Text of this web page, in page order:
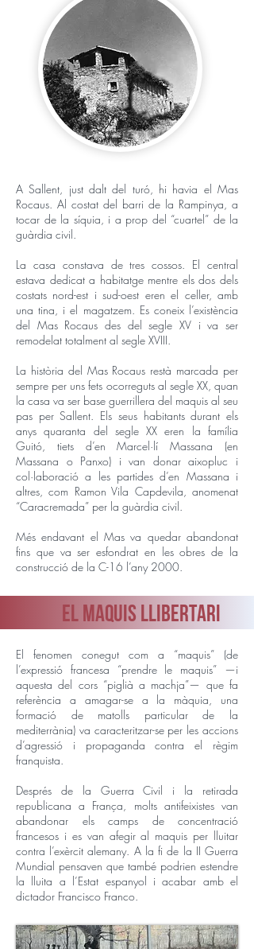
A Sallent, just dalt del turó, hi havia el Mas
Rocaus. Al costat del barri de la Rampinya, a
tocar de la síquia, i a prop del “cuartel” de la
guàrdia civil.
La casa constava de tres cossos. El central
estava dedicat a habitatge mentre els dos dels
costats nord-est i sud-oest eren el celler, amb
una tina, i el magatzem. Es coneix l’existència
del Mas Rocaus des del segle XV i va ser
remodelat totalment al segle XVIII.
La història del Mas Rocaus restà marcada per
sempre per uns fets ocorreguts al segle XX, quan
la casa va ser base guerrillera del maquis al seu
pas per Sallent. Els seus habitants durant els
anys quaranta del segle XX eren la família
Guitó, tiets d’en Marcel·lí Massana (en
Massana o Panxo) i van donar aixopluc i
col·laboració a les partides d’en Massana i
altres, com Ramon Vila Capdevila, anomenat
“Caracremada” per la guàrdia civil.
Més endavant el Mas va quedar abandonat
fins que va ser esfondrat en les obres de la
construcció de la C-16 l’any 2000.
EL MAQUIS LLIBERTARI
El fenomen conegut com a “maquis” (de
l’expressió francesa “prendre le maquis” —i
aquesta del cors “piglià a machja”— que fa
referència a amagar-se a la màquia, una
formació de matolls particular de la
mediterrània) va caracteritzar-se per les accions
d’agressió i propaganda contra el règim
franquista.
Després de la Guerra Civil i la retirada
republicana a França, molts antifeixistes van
abandonar els camps de concentració
francesos i es van afegir al maquis per lluitar
contra l’exèrcit alemany. A la fi de la II Guerra
Mundial pensaven que també podrien estendre
la lluita a l’Estat espanyol i acabar amb el
dictador Francisco Franco.